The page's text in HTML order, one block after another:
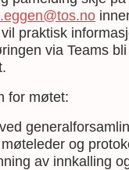
praktisk
via Teams
for møtet:
og
av innkalling